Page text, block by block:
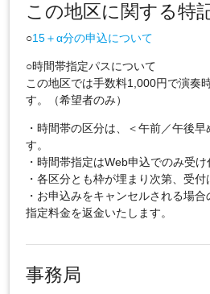
この地区に関する特
○15＋α分の申込について
○時間帯指定パスについて
この地区では手数料1,000円で演奏
す。（希望者のみ）
・時間帯の区分は、＜午前／午後
す。
・時間帯指定はWeb申込でのみ受け
・各区分とも枠が埋まり次第、受付
・お申込みをキャンセルされる場
指定料金を返金いたします。
事務局